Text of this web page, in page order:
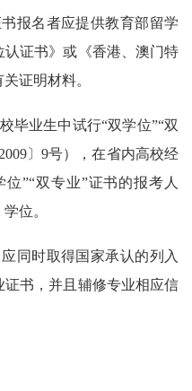
报名者应提供教育部留学
证书》或《香港、澳门特
证明材料。
毕业生中试行“双学位”“双
〕9号），在省内高校经
”“双专业”证书的报考人
位。
同时取得国家承认的列入
书，并且辅修专业相应信